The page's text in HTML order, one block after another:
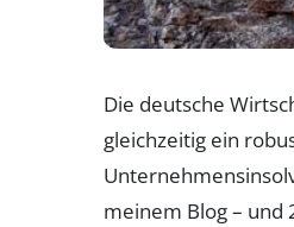
Die deutsche
gleichzeitig ein
meinem Blog – und